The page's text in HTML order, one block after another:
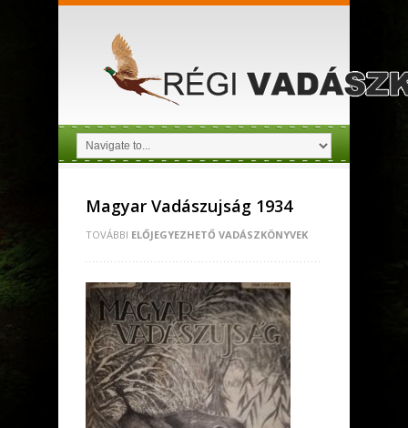
Magyar Vadászujság 1934
TOVÁBBI ELŐJEGYEZHETŐ VADÁSZKÖNYVEK